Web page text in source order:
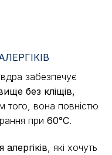
забезпечує
без кліщів,
того, вона повністю
при 60°C.
, які хочуть